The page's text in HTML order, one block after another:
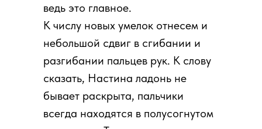
ведь это главное.
К числу новых умелок отнесем и
небольшой сдвиг в сгибании и
разгибании пальцев рук. К слову
сказать, Настина ладонь не
бывает раскрыта, пальчики
всегда находятся в полусогнутом